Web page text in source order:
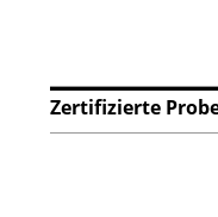
TOC
> 40
Zertifizierte